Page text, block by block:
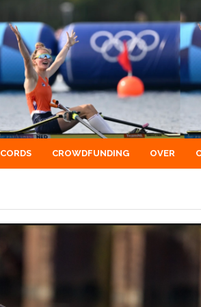
CROWDFUNDING OVER